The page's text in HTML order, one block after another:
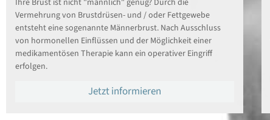
Vermehrung von Brustdrüsen- und / oder Fettgewebe
entsteht eine sogenannte Männerbrust. Nach Ausschluss
von hormonellen Einflüssen und der Möglichkeit einer
medikamentösen Therapie kann ein operativer Eingriff
erfolgen.
Jetzt informieren